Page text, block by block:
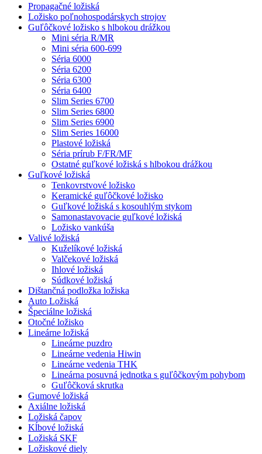
Propagačné ložiská
Ložisko poľnohospodárskych strojov
Guľôčkové ložisko s hlbokou drážkou
Mini séria R/MR
Mini séria 600-699
Séria 6000
Séria 6200
Séria 6300
Séria 6400
Slim Series 6700
Slim Series 6800
Slim Series 6900
Slim Series 16000
Plastové ložiská
Séria prírub F/FR/MF
Ostatné guľkové ložiská s hlbokou drážkou
Guľkové ložiská
Tenkovrstvové ložisko
Keramické guľôčkové ložisko
Guľkové ložiská s kosouhlým stykom
Samonastavovacie guľkové ložiská
Ložisko vankúša
Valivé ložiská
Kuželíkové ložiská
Valčekové ložiská
Ihlové ložiská
Súdkové ložiská
Dištančná podložka ložiska
Auto Ložiská
Špeciálne ložiská
Otočné ložisko
Lineárne ložiská
Lineárne puzdro
Lineárne vedenia Hiwin
Lineárne vedenia THK
Lineárna posuvná jednotka s guľôčkovým pohybom
Guľôčková skrutka
Gumové ložiská
Axiálne ložiská
Ložiská čapov
Kĺbové ložiská
Ložiská SKF
Ložiskové diely